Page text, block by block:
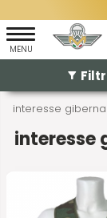
interesse giberna
interesse